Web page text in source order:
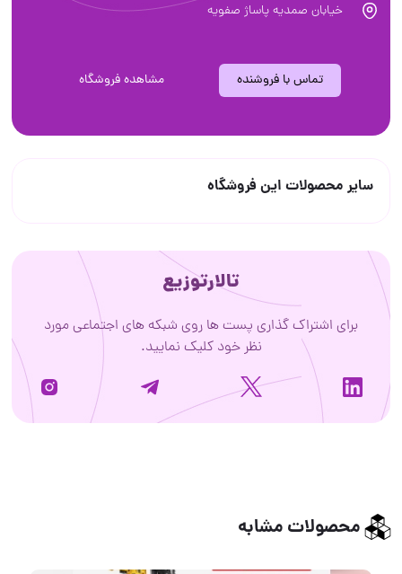
خیابان صمدیه پاساژ صفویه
تماس با فروشنده مشاهده فروشگاه
سایر محصولات این فروشگاه
تالارتوزیع
برای اشتراک گذاری پست ها روی شبکه های اجتماعی مورد
نظر خود کلیک نمایید.
محصولات مشابه